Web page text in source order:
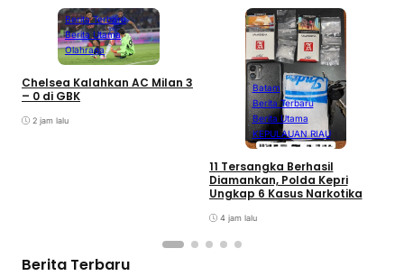
Berita Terbaru
Berita Utama
Olahraga
Chelsea Kalahkan AC Milan 3
– 0 di GBK
2 jam lalu
Batam
Berita Terbaru
Berita Utama
KEPULAUAN RIAU
11 Tersangka Berhasil
Diamankan, Polda Kepri
Ungkap 6 Kasus Narkotika
4 jam lalu
Berita Terbaru